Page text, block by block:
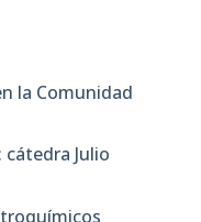
la Comunidad
cátedra Julio